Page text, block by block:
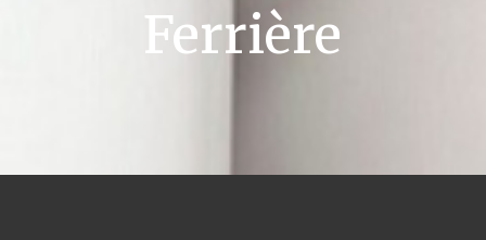
Ferrière